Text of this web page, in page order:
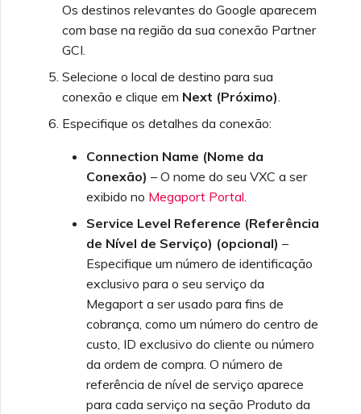
Os destinos relevantes do Google aparecem
com base na região da sua conexão Partner
GCI.
Selecione o local de destino para sua
conexão e clique em Next (Próximo)
Especifique os detalhes da conexão:
Connection Name (Nome da
Conexão) – O nome do seu VXC a ser
exibido no Megaport Portal
Service Level Reference (Referência
de Nível de Serviço) (opcional) –
Especifique um número de identificação
exclusivo para o seu serviço da
Megaport a ser usado para fins de
cobrança, como um número do centro de
custo, ID exclusivo do cliente ou número
da ordem de compra. O número de
referência de nível de serviço aparece
para cada serviço na seção Produto da